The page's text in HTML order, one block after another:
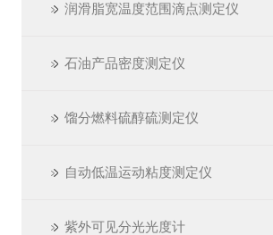
润滑脂宽温度范围滴点测定仪
石油产品密度测定仪
馏分燃料硫醇硫测定仪
自动低温运动粘度测定仪
紫外可见分光光度计